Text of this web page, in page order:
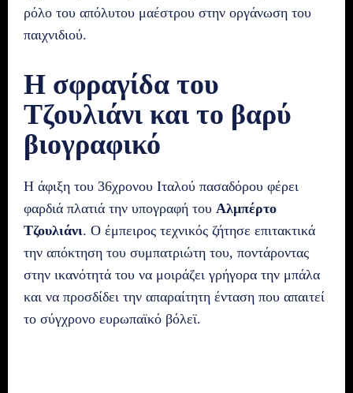
ρόλο του απόλυτου μαέστρου στην οργάνωση του
παιχνιδιού.
Η σφραγίδα του
Τζουλιάνι και το βαρύ
βιογραφικό
Η άφιξη του 36χρονου Ιταλού πασαδόρου φέρει
φαρδιά πλατιά την υπογραφή του Αλμπέρτο
Τζουλιάνι. Ο έμπειρος τεχνικός ζήτησε επιτακτικά
την απόκτηση του συμπατριώτη του, ποντάροντας
στην ικανότητά του να μοιράζει γρήγορα την μπάλα
και να προσδίδει την απαραίτητη ένταση που απαιτεί
το σύγχρονο ευρωπαϊκό βόλεϊ.